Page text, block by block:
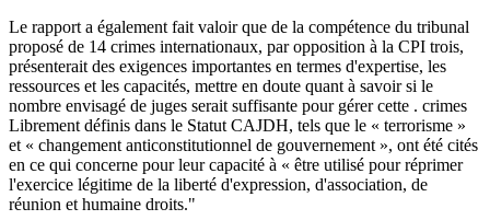
Le rapport a également fait valoir que de la compétence du tribunal
proposé de 14 crimes internationaux, par opposition à la CPI trois,
présenterait des exigences importantes en termes d'expertise, les
ressources et les capacités, mettre en doute quant à savoir si le
nombre envisagé de juges serait suffisante pour gérer cette . crimes
Librement définis dans le Statut CAJDH, tels que le « terrorisme »
et « changement anticonstitutionnel de gouvernement », ont été cités
en ce qui concerne pour leur capacité à « être utilisé pour réprimer
l'exercice légitime de la liberté d'expression, d'association, de
réunion et humaine droits."